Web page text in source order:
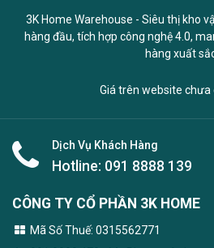
3K Home Warehouse - Siêu thị kho
hàng đầu, tích hợp công nghệ 4.0,
hàng xuất
Giá trên website chưa
Dịch Vụ Khách Hàng
Hotline: 091 8888 139
CÔNG TY CỔ PHẦN 3K HOME
Mã Số Thuế: 0315562771